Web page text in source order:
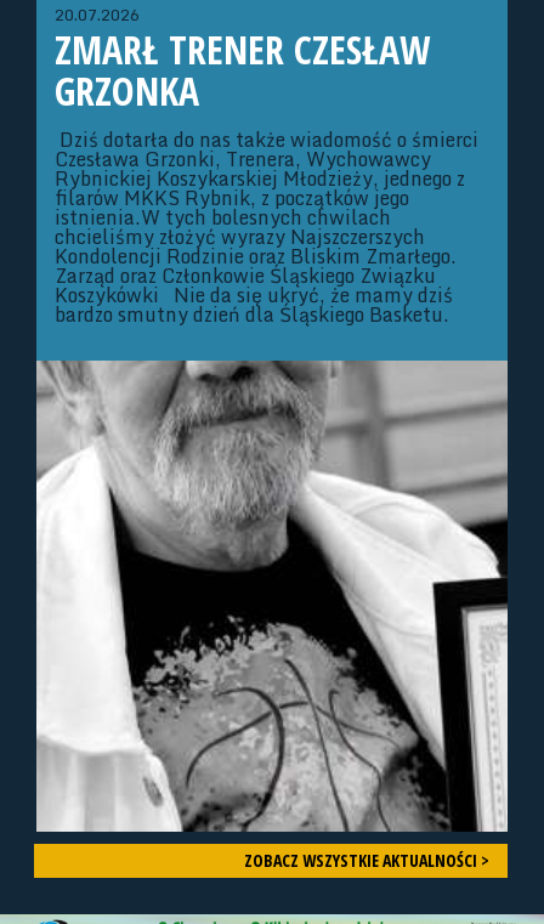
20.07.2026
ZMARŁ TRENER CZESŁAW
GRZONKA
Dziś dotarła do nas także wiadomość o śmierci
Czesława Grzonki, Trenera, Wychowawcy
Rybnickiej Koszykarskiej Młodzieży, jednego z
filarów MKKS Rybnik, z początków jego
istnienia.W tych bolesnych chwilach
chcieliśmy złożyć wyrazy Najszczerszych
Kondolencji Rodzinie oraz Bliskim Zmarłego.
Zarząd oraz Członkowie Śląskiego Związku
Koszykówki Nie da się ukryć, że mamy dziś
bardzo smutny dzień dla Śląskiego Basketu.
ZOBACZ WSZYSTKIE AKTUALNOŚCI >